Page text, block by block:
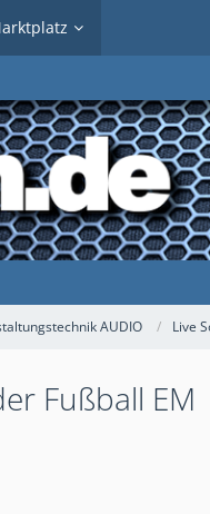
AUDIO Live
Fußball EM